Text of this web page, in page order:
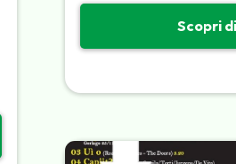
Scopri